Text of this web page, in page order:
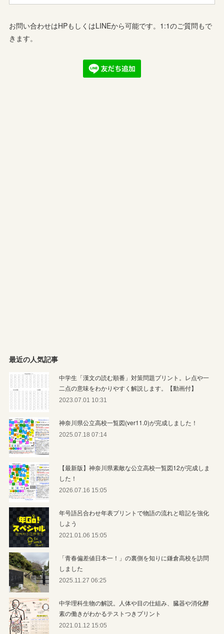
お問い合わせはHPもしくはLINEから可能です。1:1のご質問もで
きます。
最近の人気記事
中学生「漢文の読む順番」対策問題プリント。レ点や一
二点の意味をわかりやすく解説します。【動画付】
2023.07.01 10:31
神奈川県公立高校一覧図(ver11.0)が完成しました！
2025.07.18 07:14
【最新版】神奈川県素敵な公立高校一覧図12が完成しま
した！
2026.07.16 15:05
年号語呂合わせ年表プリントで物語の流れと暗記を強化
しよう
2021.01.06 15:05
「青春偏差値日本一！」の裏側を知りに鎌倉高校を訪問
しました
2025.11.27 06:25
中学理科生物の解説。人体や目の仕組み、臓器や消化酵
素の働きがわかるテストつきプリント
2021.01.12 15:05